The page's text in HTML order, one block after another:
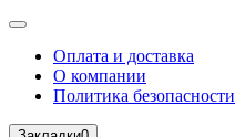
Оплата и доставка
О компании
Политика безопасности